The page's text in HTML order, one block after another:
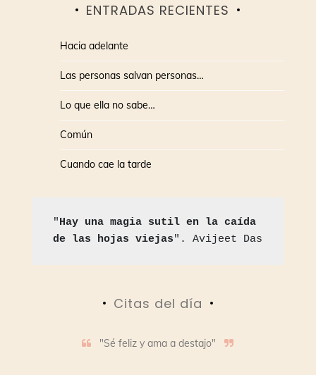
ENTRADAS RECIENTES
Hacia adelante
Las personas salvan personas…
Lo que ella no sabe…
Común
Cuando cae la tarde
"Hay una magia sutil en la caída
de las hojas viejas". Avijeet Das
Citas del día
"Sé feliz y ama a destajo"